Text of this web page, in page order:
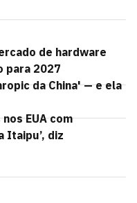
de hardware
para 2027
da China' — e ela
EUA com
Itaipu’, diz